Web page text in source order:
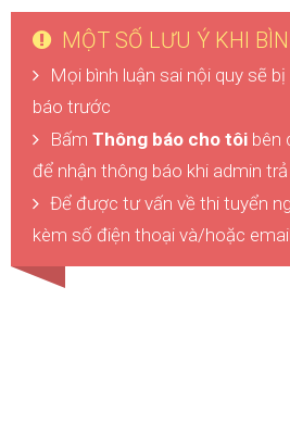
MỘT SỐ LƯU Ý KHI
Mọi bình luận sai nội quy sẽ
báo trước
Bấm Thông báo cho tôi bên
để nhận thông báo khi admin
Để được tư vấn về thi tuyển
kèm số điện thoại và/hoặc